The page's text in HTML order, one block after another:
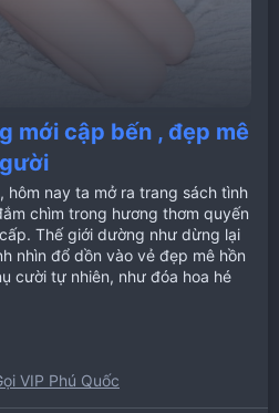
mới cập bến , đẹp mê
hôm nay ta mở ra trang sách tình
chìm trong hương thơm quyến
Thế giới dường như dừng lại
nhìn đổ dồn vào vẻ đẹp mê hồn
cười tự nhiên, như đóa hoa hé
VIP Phú Quốc